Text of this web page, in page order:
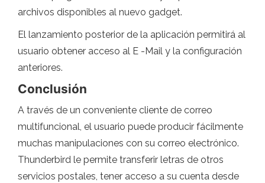
archivos disponibles al nuevo gadget.
El lanzamiento posterior de la aplicación permitirá al
usuario obtener acceso al E -Mail y la configuración
anteriores.
Conclusión
A través de un conveniente cliente de correo
multifuncional, el usuario puede producir fácilmente
muchas manipulaciones con su correo electrónico.
Thunderbird le permite transferir letras de otros
servicios postales, tener acceso a su cuenta desde